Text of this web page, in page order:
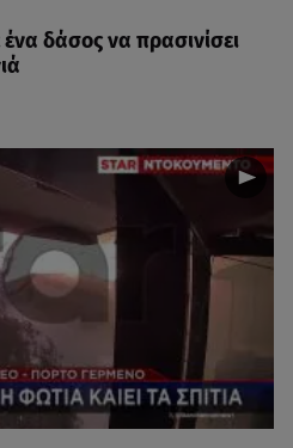
δάσος να πρασινίσει